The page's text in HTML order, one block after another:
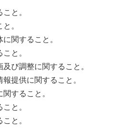
と。
。
関すること。
と。
び調整に関すること。
提供に関すること。
すること。
と。
と。